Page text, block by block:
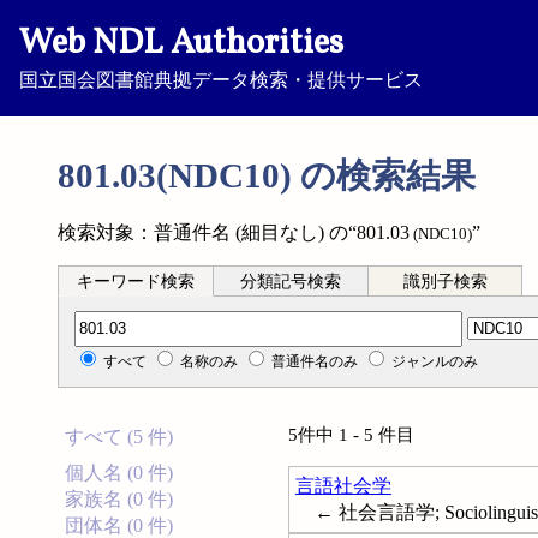
Web NDL Authorities
国立国会図書館典拠データ検索・提供サービス
801.03(NDC10) の検索結果
検索対象：普通件名 (細目なし) の“801.03 (NDC10)”
キーワード検索 分類記号検索 識別子検索
分類記号検索
すべて 名称のみ 普通件名のみ ジャンルのみ
すべて (5 件)
個人名 (0 件)
家族名 (0 件)
団体名 (0 件)
5件中 1 - 5 件目
言語社会学
← 社会言語学;